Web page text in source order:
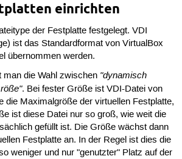
einrichten
der Festplatte festgelegt. VDI
ist das Standardformat von VirtualBox
übernommen werden.
die Wahl zwischen "dynamisch
. Bei fester Größe ist VDI-Datei von
die Maximalgröße der virtuellen Festplatte,
ist diese Datei nur so groß, wie weit die
gefüllt ist. Die Größe wächst dann
Festplatte an. In der Regel ist dies die
weniger und nur "genutzter" Platz auf der